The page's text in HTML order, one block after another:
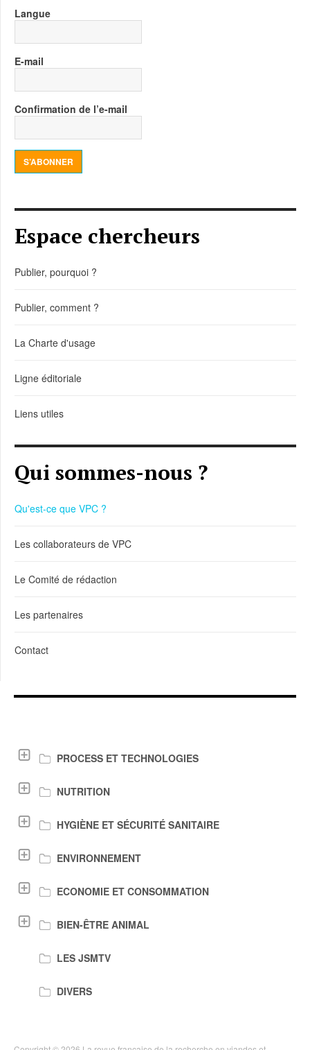
Langue
E-mail
Confirmation de l’e-mail
S’ABONNER
Espace chercheurs
Publier, pourquoi ?
Publier, comment ?
La Charte d'usage
Ligne éditoriale
Liens utiles
Qui sommes-nous ?
Qu'est-ce que VPC ?
Les collaborateurs de VPC
Le Comité de rédaction
Les partenaires
Contact
PROCESS ET TECHNOLOGIES
NUTRITION
HYGIÈNE ET SÉCURITÉ SANITAIRE
ENVIRONNEMENT
ECONOMIE ET CONSOMMATION
BIEN-ÊTRE ANIMAL
LES JSMTV
DIVERS